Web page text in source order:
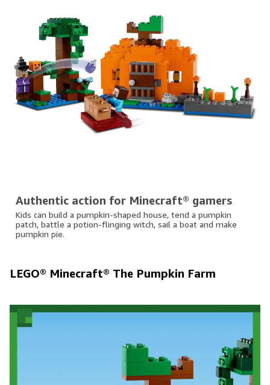
Authentic action for Minecraft® gamers
Kids can build a pumpkin-shaped house, tend a pumpkin
patch, battle a potion-flinging witch, sail a boat and make
pumpkin pie.
LEGO® Minecraft® The Pumpkin Farm